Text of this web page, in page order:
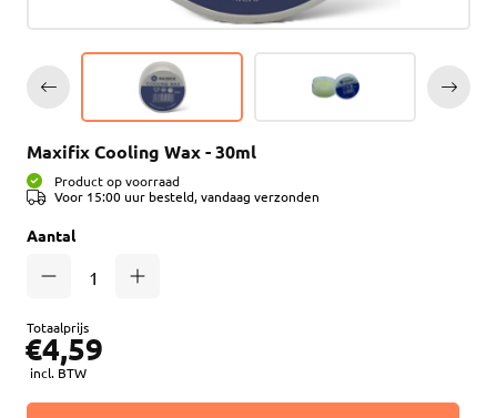
Maxifix Cooling Wax - 30ml
Product op voorraad
Voor 15:00 uur besteld, vandaag verzonden
Aantal
Totaalprijs
€4,59
incl. BTW